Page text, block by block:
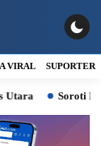
VIRAL SUPORTER
Soroti Kasus